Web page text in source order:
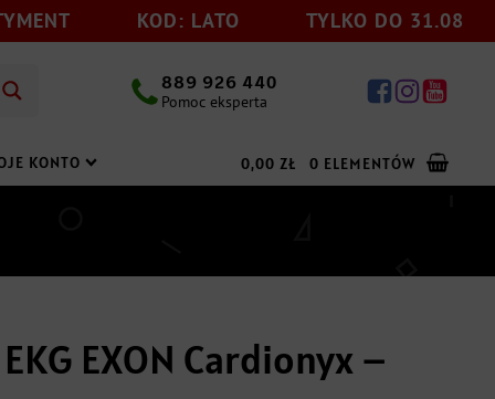
KOD: LATO TYLKO DO 31.08
889 926 440
Pomoc eksperta
KONTO 0,00 ZŁ 0 ELEMENTÓW
EXON Cardionyx –